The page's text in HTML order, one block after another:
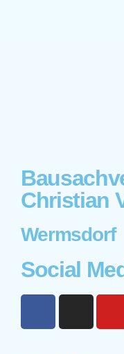
Christian
Wermsdorf
Social